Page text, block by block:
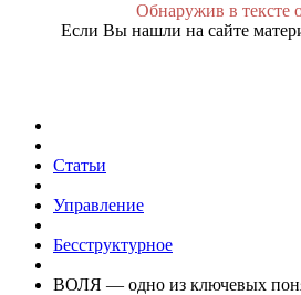
Обнаружив в тексте
Если Вы нашли на сайте
Статьи
Управление
Бесструктурное
ВОЛЯ — одно из ключевых